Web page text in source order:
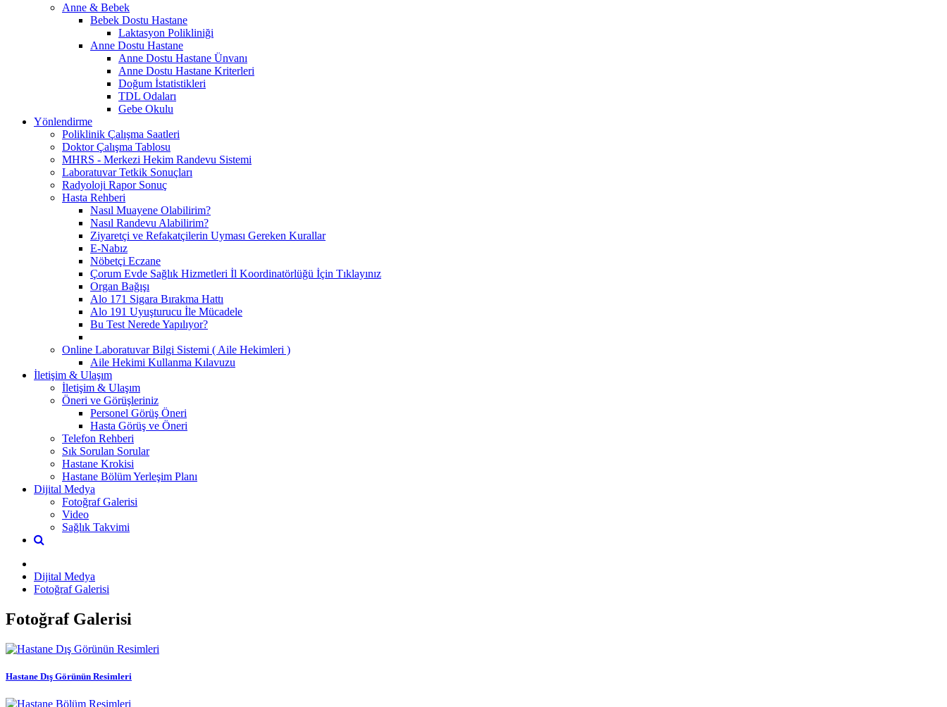
Anne & Bebek
Bebek Dostu Hastane
Laktasyon Polikliniği
Anne Dostu Hastane
Anne Dostu Hastane Ünvanı
Anne Dostu Hastane Kriterleri
Doğum İstatistikleri
TDL Odaları
Gebe Okulu
Yönlendirme
Poliklinik Çalışma Saatleri
Doktor Çalışma Tablosu
MHRS - Merkezi Hekim Randevu Sistemi
Laboratuvar Tetkik Sonuçları
Radyoloji Rapor Sonuç
Hasta Rehberi
Nasıl Muayene Olabilirim?
Nasıl Randevu Alabilirim?
Ziyaretçi ve Refakatçilerin Uyması Gereken Kurallar
E-Nabız
Nöbetçi Eczane
Çorum Evde Sağlık Hizmetleri İl Koordinatörlüğü İçin Tıklayınız
Organ Bağışı
Alo 171 Sigara Bırakma Hattı
Alo 191 Uyuşturucu İle Mücadele
Bu Test Nerede Yapılıyor?
Online Laboratuvar Bilgi Sistemi ( Aile Hekimleri )
Aile Hekimi Kullanma Kılavuzu
İletişim & Ulaşım
İletişim & Ulaşım
Öneri ve Görüşleriniz
Personel Görüş Öneri
Hasta Görüş ve Öneri
Telefon Rehberi
Sık Sorulan Sorular
Hastane Krokisi
Hastane Bölüm Yerleşim Planı
Dijital Medya
Fotoğraf Galerisi
Video
Sağlık Takvimi
Dijital Medya
Fotoğraf Galerisi
Fotoğraf Galerisi
Hastane Dış Görünün Resimleri